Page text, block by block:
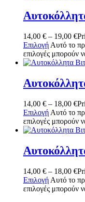
14,00 € – 19,00 €
Επιλογή Αυτό το
επιλογές μπορούν
14,00 € – 18,00 €
Επιλογή Αυτό το
επιλογές μπορούν
14,00 € – 18,00 €
Επιλογή Αυτό το
επιλογές μπορούν